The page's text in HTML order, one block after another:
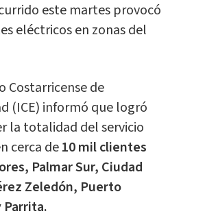
este martes provocó
eléctricos en zonas del
Costarricense de
(ICE) informó que logró
la totalidad del servicio
cerca de10 mil clientes
Palmar Sur, Ciudad
Zeledón, Puerto